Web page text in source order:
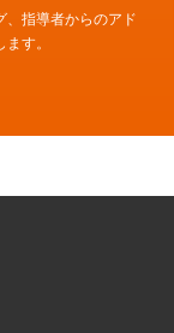
、指導者からのアド
す。